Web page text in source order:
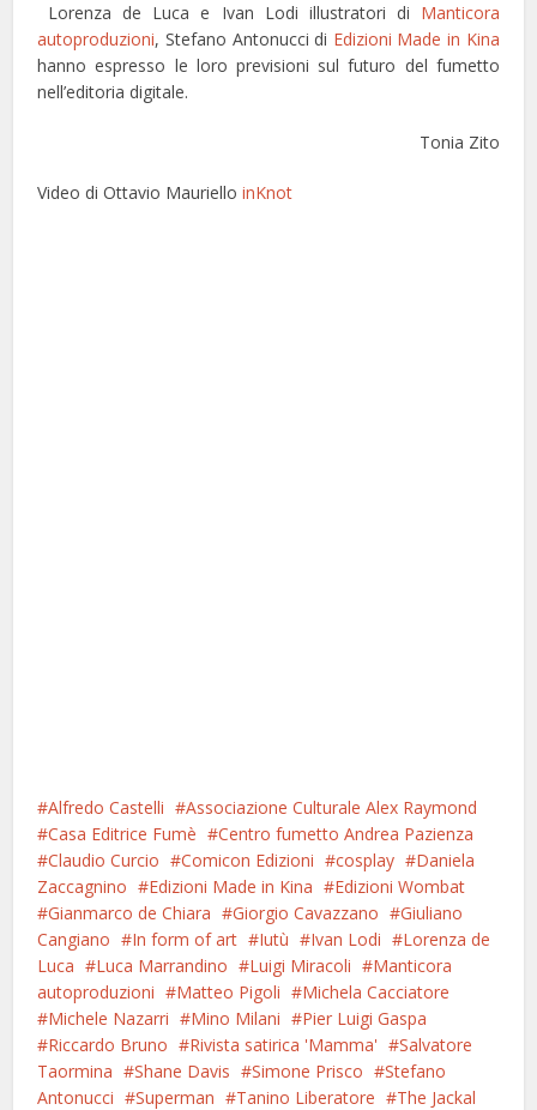
Lorenza de Luca e Ivan Lodi illustratori di Manticora
autoproduzioni, Stefano Antonucci di Edizioni Made in Kina
hanno espresso le loro previsioni sul futuro del fumetto
nell’editoria digitale.
Tonia Zito
Video di Ottavio MaurielloinKnot
Alfredo Castelli
Associazione Culturale Alex Raymond
Casa Editrice Fumè
Centro fumetto Andrea Pazienza
Claudio Curcio
Comicon Edizioni cosplay
Daniela
Zaccagnino
Edizioni Made in Kina
Edizioni Wombat
Gianmarco de Chiara
Giorgio Cavazzano
Giuliano
Cangiano
In form of art Iutù Ivan Lodi
Lorenza de
Luca
Luca Marrandino Luigi Miracoli
Manticora
autoproduzioni
Matteo Pigoli
Michela Cacciatore
Michele Nazarri
Mino Milani
Pier Luigi Gaspa
Riccardo Bruno
Rivista satirica 'Mamma'
Salvatore
Taormina
Shane Davis Simone Prisco
Stefano
Antonucci
Superman Tanino Liberatore The Jackal